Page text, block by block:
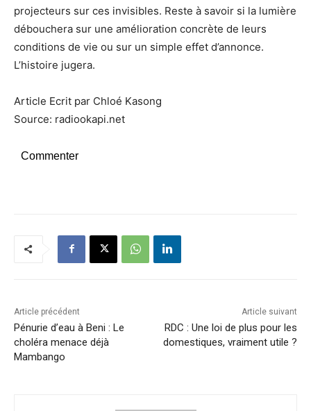
projecteurs sur ces invisibles. Reste à savoir si la lumière
débouchera sur une amélioration concrète de leurs
conditions de vie ou sur un simple effet d’annonce.
L’histoire jugera.
Article Ecrit par Chloé Kasong
Source: radiookapi.net
Commenter
Article précédent
Pénurie d’eau à Beni : Le
choléra menace déjà
Mambango
Article suivant
RDC : Une loi de plus pour les
domestiques, vraiment utile ?